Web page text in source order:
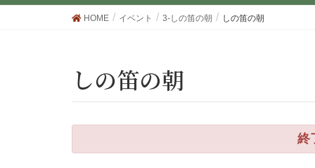
HOME イベント 3-しの笛の朝 しの笛の朝
しの笛の朝